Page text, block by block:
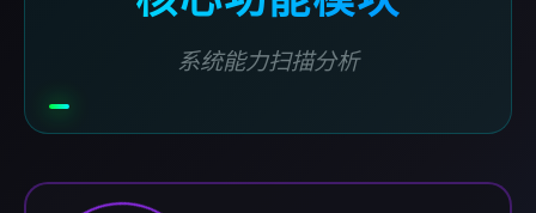
系统能力扫描分析